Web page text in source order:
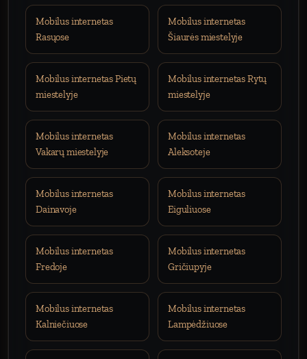
Mobilus internetas
Rasųose
Mobilus internetas
Šiaurės miestelyje
Mobilus internetas Pietų
miestelyje
Mobilus internetas Rytų
miestelyje
Mobilus internetas
Vakarų miestelyje
Mobilus internetas
Aleksoteje
Mobilus internetas
Dainavoje
Mobilus internetas
Eiguliuose
Mobilus internetas
Fredoje
Mobilus internetas
Gričiupyje
Mobilus internetas
Kalniečiuose
Mobilus internetas
Lampėdžiuose